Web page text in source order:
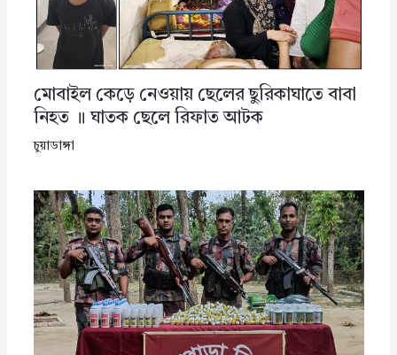
মোবাইল কেড়ে নেওয়ায় ছেলের ছুরিকাঘাতে বাবা
নিহত ॥ ঘাতক ছেলে রিফাত আটক
চুয়াডাঙ্গা